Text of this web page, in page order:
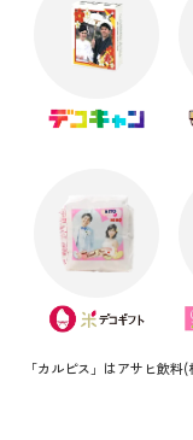
「カルピス」はアサヒ飲料(